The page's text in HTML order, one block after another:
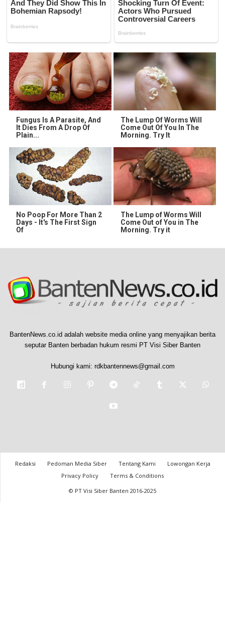
Fungus Is A Parasite, And
It Dies From A Drop Of
Plain...
The Lump Of Worms Will
Come Out Of You In The
Morning. Try It
No Poop For More Than 2
Days - It's The First Sign
Of
The Lump of Worms Will
Come Out of You in The
Morning. Try it
BantenNews.co.id adalah website media online yang menyajikan berita
seputar Banten berbadan hukum resmi PT Visi Siber Banten
Hubungi kami: rdkbantennews@gmail.com
Redaksi Pedoman Media Siber Tentang Kami
Lowongan Kerja
Privacy Policy
Terms & Conditions
© PT Visi Siber Banten 2016-2025